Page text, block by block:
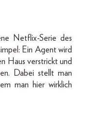
Netflix-Serie des
Ein Agent wird
Haus verstrickt und
Dabei stellt man
man hier wirklich